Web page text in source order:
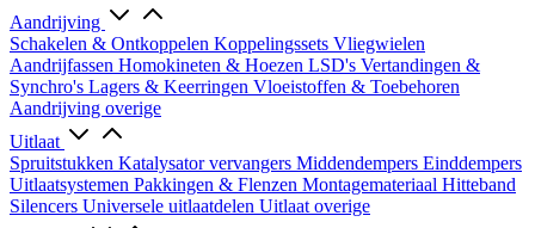
Aandrijving
Schakelen & Ontkoppelen Koppelingssets Vliegwielen
Aandrijfassen Homokineten & Hoezen LSD's Vertandingen &
Synchro's Lagers & Keerringen Vloeistoffen & Toebehoren
Aandrijving overige
Uitlaat
Spruitstukken Katalysator vervangers Middendempers Einddempers
Uitlaatsystemen Pakkingen & Flenzen Montagemateriaal Hitteband
Silencers Universele uitlaatdelen Uitlaat overige